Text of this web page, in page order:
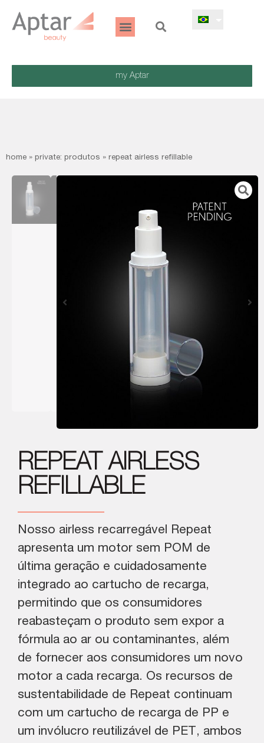
my Aptar
home » private: produtos » repeat airless refillable
REPEAT AIRLESS
REFILLABLE
Nosso airless recarregável Repeat
apresenta um motor sem POM de
última geração e cuidadosamente
integrado ao cartucho de recarga,
permitindo que os consumidores
reabasteçam o produto sem expor a
fórmula ao ar ou contaminantes, além
de fornecer aos consumidores um novo
motor a cada recarga. Os recursos de
sustentabilidade de Repeat continuam
com um cartucho de recarga de PP e
um invólucro reutilizável de PET, ambos